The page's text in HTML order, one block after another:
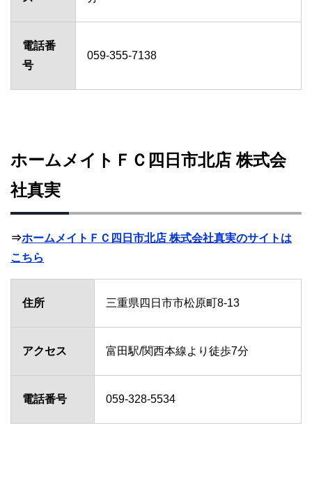
電話番
号
059-355-7138
ホームメイトＦＣ四日市北店 株式会
社真実
⇒ホームメイトＦＣ四日市北店 株式会社真実のサイトは
こちら
住所 三重県四日市市松原町8-13
アクセス 富田駅/関西本線より徒歩7分
電話番号 059-328-5534